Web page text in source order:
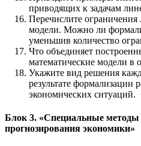
приводящих к задачам
Перечислите
модели. Можно ли
уменьшив количество
Что объединяет
математические модели в
Укажите вид решения
результате формализации
экономических ситуаций.
Блок 3. «Специальные методы
прогнозирования экономики»